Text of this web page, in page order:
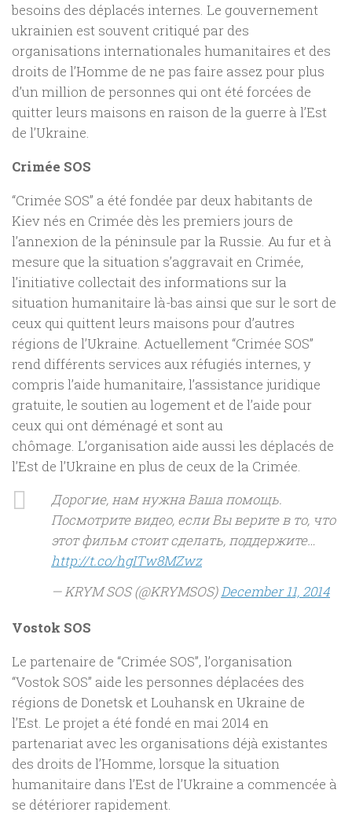
besoins des déplacés internes. Le gouvernement
ukrainien est souvent critiqué par des
organisations internationales humanitaires et des
droits de l’Homme de ne pas faire assez pour plus
d’un million de personnes qui ont été forcées de
quitter leurs maisons en raison de la guerre à l’Est
de l’Ukraine.
Crimée SOS
“Crimée SOS” a été fondée par deux habitants de
Kiev nés en Crimée dès les premiers jours de
l’annexion de la péninsule par la Russie. Au fur et à
mesure que la situation s’aggravait en Crimée,
l’initiative collectait des informations sur la
situation humanitaire là-bas ainsi que sur le sort de
ceux qui quittent leurs maisons pour d’autres
régions de l’Ukraine. Actuellement “Crimée SOS”
rend différents services aux réfugiés internes, y
compris l’aide humanitaire, l’assistance juridique
gratuite, le soutien au logement et de l’aide pour
ceux qui ont déménagé et sont au
chômage. L’organisation aide aussi les déplacés de
l’Est de l’Ukraine en plus de ceux de la Crimée.
Дорогие, нам нужна Ваша помощь.
Посмотрите видео, если Вы верите в то, что
этот фильм стоит сделать, поддержите…
http://t.co/hgITw8MZwz
— KRYM SOS (@KRYMSOS)December 11, 2014
Vostok SOS
Le partenaire de “Crimée SOS”, l’organisation
“Vostok SOS” aide les personnes déplacées des
régions de Donetsk et Louhansk en Ukraine de
l’Est. Le projet a été fondé en mai 2014 en
partenariat avec les organisations déjà existantes
des droits de l’Homme, lorsque la situation
humanitaire dans l’Est de l’Ukraine a commencée à
se détériorer rapidement.